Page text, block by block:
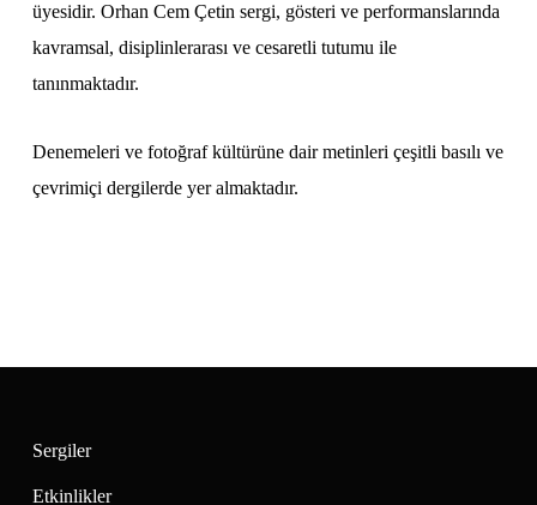
üyesidir. Orhan Cem Çetin sergi, gösteri ve performanslarında
kavramsal, disiplinlerarası ve cesaretli tutumu ile
tanınmaktadır.
Denemeleri ve fotoğraf kültürüne dair metinleri çeşitli basılı ve
çevrimiçi dergilerde yer almaktadır.
Sergiler
Etkinlikler